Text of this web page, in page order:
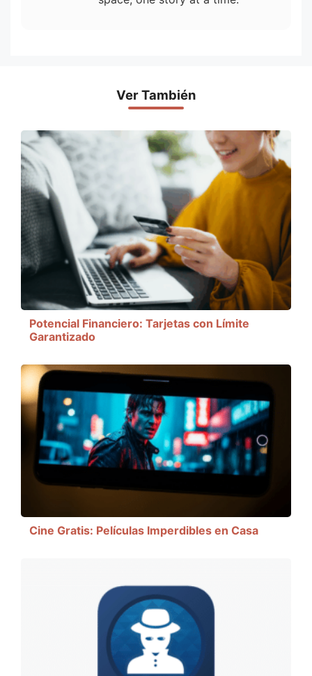
Ver También
Potencial Financiero: Tarjetas con Límite
Garantizado
Cine Gratis: Películas Imperdibles en Casa